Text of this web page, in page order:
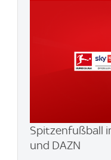
Spitzenfußball
und DAZN